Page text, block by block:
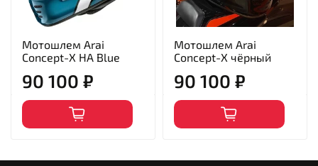
Мотошлем Arai
Concept-X HA Blue
90 100 ₽
Мотошлем Arai
Concept-X чёрный
90 100 ₽